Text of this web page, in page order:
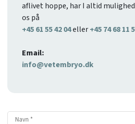
aflivet hoppe, har I altid
os på
+45 61 55 42 04eller+45 74 68 11
Email:
info@vetembryo.dk